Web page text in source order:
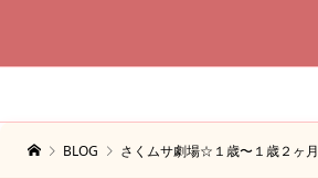
BLOG さくムサ劇場☆１歳〜１歳２ヶ月